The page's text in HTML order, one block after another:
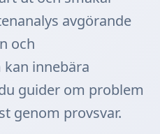
avgörande
och
innebära
guider om problem
genom provsvar.